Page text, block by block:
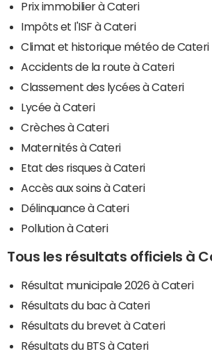
Prix immobilier à Cateri
Impôts et l'ISF à Cateri
Climat et historique météo de Cateri
Accidents de la route à Cateri
Classement des lycées à Cateri
Lycée à Cateri
Crèches à Cateri
Maternités à Cateri
Etat des risques à Cateri
Accès aux soins à Cateri
Délinquance à Cateri
Pollution à Cateri
Tous les résultats officiels à
Résultat municipale 2026 à Cateri
Résultats du bac à Cateri
Résultats du brevet à Cateri
Résultats du BTS à Cateri